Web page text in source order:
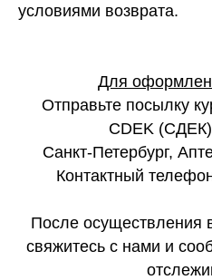
условиями возврата.
Для
Отправьте посылку
СDEK
Санкт-Петербург,
Контактный
После осуществления
свяжитесь с нами и